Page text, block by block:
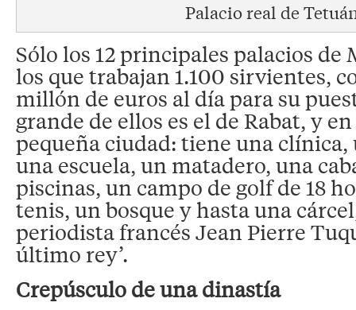
Palacio real de
Sólo los 12 principales palacios de
los que trabajan 1.100 sirvientes,
millón de euros al día para su
grande de ellos es el de Rabat, y
pequeña ciudad: tiene una
una escuela, un matadero, una
piscinas, un campo de golf de 18
tenis, un bosque y hasta una
periodista francés Jean Pierre
último rey’.
Crepúsculo de una dinastía